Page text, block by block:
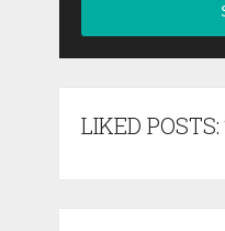
LIKED POSTS: